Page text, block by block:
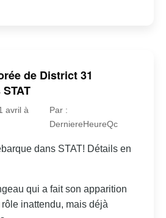
de District 31
avril à
Par :
DerniereHeureQc
dans STAT! Détails en
qui a fait son apparition
inattendu, mais déjà